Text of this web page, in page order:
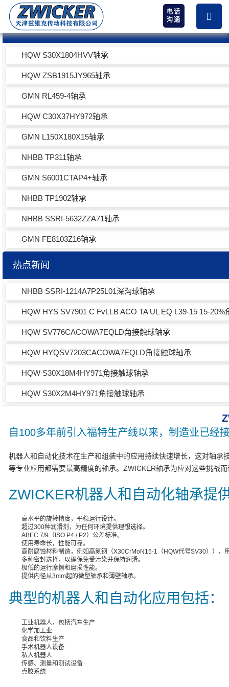
电话
沟通
热卖产品
HQW S30X1804HVV轴承
HQW ZSB1915JY965轴承
GMN RL459-4轴承
HQW C30X37HY972轴承
GMN L150X180X15轴承
NHBB TP311轴承
GMN S6001CTAP4+轴承
NHBB TP1902轴承
NHBB SSRI-5632ZZA71轴承
GMN FE8103Z16轴承
热点新闻
NHBB SSRI-1214A7P25L01深沟球轴承
HQW HYS SV7901 C FvLLB ACO TA UL EQ L39-15 15-20%
HQW SV776CACOWA7EQLD角接触球轴承
HQW HYQSV7203CACOWA7EQLD角接触球轴承
HQW S30X18M4HY971角接触球轴承
HQW S30X2M4HY971角接触球轴承
自100多年前引入福特生产线以来，制造业已经
机器人和自动化技术在生产和组装中的应用持续快速增长，这对轴
等专业应用都需要最高精度的轴承。ZWICKER轴承为应对这些挑战
ZWICKER机器人和自动化轴承提
高水平的旋转精度，平稳运行设计。
超过300种润滑剂，为任何环境提供理想选择。
ABEC 7/9（ISO P4 / P2）公差标准。
使用寿命长，性能可靠。
高耐腐蚀材料制造，例如高氮钢（X30CrMoN15-1（HQW代号SV30）），
多种密封选择，以确保免受污染并保持润滑。
极低的运行摩擦和磨损性能。
提供内径从3mm起的微型轴承和薄壁轴承。
典型的机器人和自动化应用包括：
工业机器人，包括汽车生产
化学加工业
食品和饮料生产
手术机器人设备
私人机器人
传感、测量和测试设备
点胶系统